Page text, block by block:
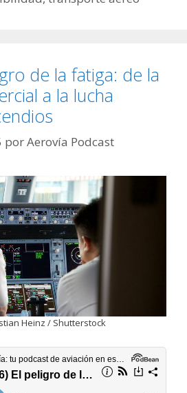
de la fatiga: de la
a la lucha
porAerovía Podcast
Heinz / Shutterstock